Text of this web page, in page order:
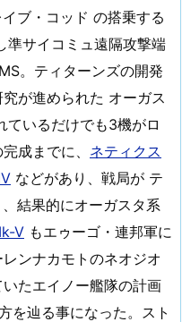
ブ・コッド の搭乗する
準サイコミュ遠隔攻撃端
。ティターンズの開発
が進められた オーガス
ているだけでも3機がロ
成までに、 ネティクス
などがあり、戦局が テ
結果的にオーガスタ系
V もエゥーゴ・連邦軍に
ンナカモトのネオジオ
たエイノー艦隊の計画
を辿る事になった。スト